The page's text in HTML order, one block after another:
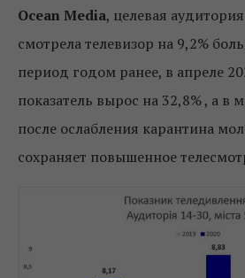
Ocean Media, целевая
смотрела телевизор на 9,2%
период годом ранее, в апреле
показатель вырос на 32,8% , а в
после ослабления карантина
сохраняет повышенное